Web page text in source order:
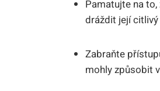
Pamatujte na
dráždit její citlivý
Zabraňte
mohly způsobit